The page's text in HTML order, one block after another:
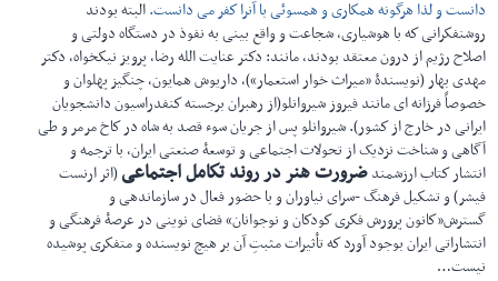
دانست و لذا هرگونه همكاری و همسوئی با آنرا كفر می دانست.البته بودند
روشنفكرانی كه با هوشیاری، شجاعت و واقع بینی به نفوذ در دستگاه دولتی و
اصلاح رژیم از درون معتقد بودند، مانند: دكتر عنایت الله رضا، پرویز نیكخواه، دكتر
مهدی بهار (نویسندۀ «میراث خوار استعمار»)، داریوش همایون، چنگیز پهلوان و
خصوصاً فرزانه ای مانند فیروز شیروانلو(از رهبران برجسته كنفدراسیون دانشجویان
ایرانی در خارج از كشور). شیروانلو پس از جریان سوء قصد به شاه در كاخ مرمر و طی
آگاهی و شناخت نزدیک از تحولات اجتماعی و توسعۀ صنعتی ایران، با ترجمه و
انتشار كتاب ارزشمندضرورت هنر در روند تكامل اجتماعی(اثر ارنست
فیشر) و تشكیل فرهنگ -سرای نیاوران و با حضور فعال در سازماندهی و
گسترش«كانون پرورش فكری كودكان و نوجوانان» فضای نوینی در عرصۀ فرهنگی و
انتشاراتی ایران بوجود آورد كه تأثیرات مثبتِ آن بر هیچ نویسنده و متفكری پوشیده
نیست…